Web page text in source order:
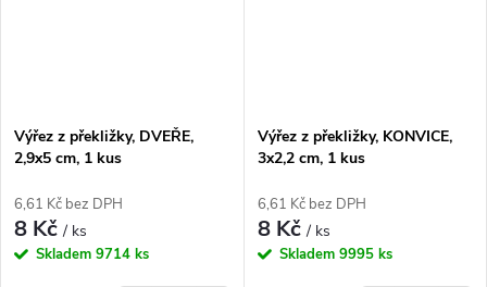
Výřez z překližky, DVEŘE,
2,9x5 cm, 1 kus
6,61 Kč bez DPH
8 Kč/ ks
Skladem 9714 ks
Výřez z překližky, KONVICE,
3x2,2 cm, 1 kus
6,61 Kč bez DPH
8 Kč/ ks
Skladem 9995 ks